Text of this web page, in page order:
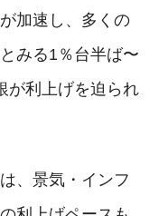
加速し、多くの
みる1％台半ば〜
が利上げを迫られ
、景気・インフ